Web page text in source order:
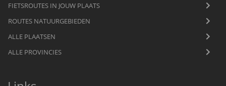
FIETSROUTES IN JOUW PLAATS
ROUTES NATUURGEBIEDEN
ALLE PLAATSEN
ALLE PROVINCIES